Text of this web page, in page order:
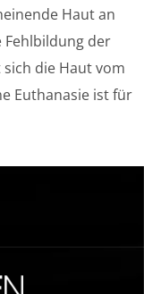
Haut an
Fehlbildung der
die Haut vom
Euthanasie ist für